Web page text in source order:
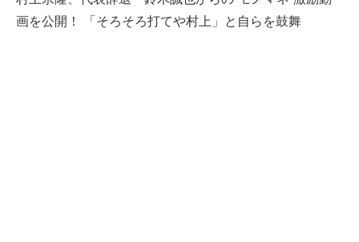
画を公開！ 「そろそろ打てや村上」と自らを鼓舞